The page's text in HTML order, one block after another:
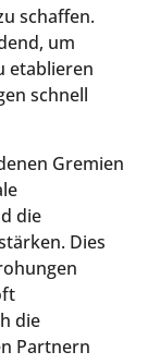
schaffen.
um
etablieren
schnell
Gremien
die
Dies
die
Partnern